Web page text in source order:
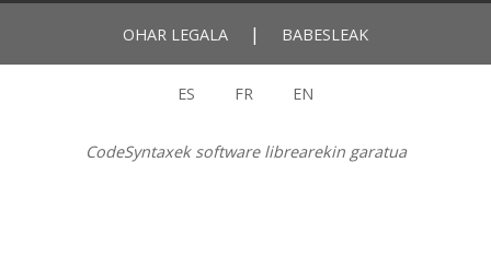
OHAR LEGALA | BABESLEAK
ES FR EN
CodeSyntaxek software librearekin garatua